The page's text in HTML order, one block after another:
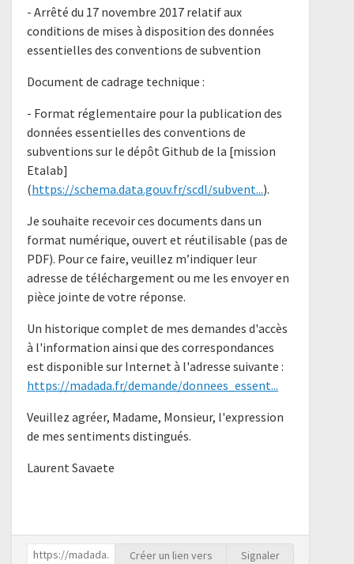
​- Arrêté du 17 novembre 2017 relatif aux
conditions de mises à disposition des données
essentielles des conventions de subvention​
Document de cadrage technique :
- Format réglementaire pour la publication des
données essentielles des conventions de
subventions sur le dépôt Github de la [mission
Etalab]
(https://schema.data.gouv.fr/scdl/subvent...).
Je souhaite recevoir ces documents dans un
format numérique, ouvert et réutilisable (pas de
PDF). Pour ce faire, veuillez m’indiquer leur
adresse de téléchargement ou me les envoyer en
pièce jointe de votre réponse.
Un historique complet de mes demandes d'accès
à l'information ainsi que des correspondances
est disponible sur Internet à l'adresse suivante :
https://madada.fr/demande/donnees_essent...
Veuillez agréer, Madame, Monsieur, l'expression
de mes sentiments distingués.
Laurent Savaete
Créer un lien vers Signaler